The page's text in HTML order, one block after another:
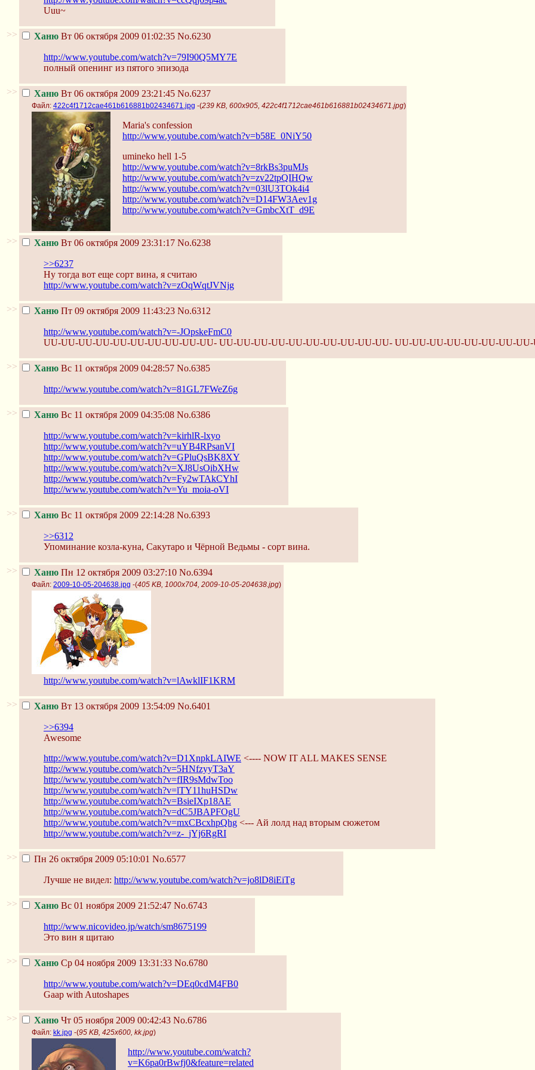
Uuu~
>> Ханю Вт 06 октября 2009 01:02:35 No.6230
http://www.youtube.com/watch?v=79I90Q5MY7E
полный опенинг из пятого эпизода
>> Ханю Вт 06 октября 2009 23:21:45 No.6237
Файл: 422c4f1712cae461b616881b02434671.jpg -(239 KB, 600x905, 422c4f1712cae461b616881b02434671.jpg)
Maria's confession
http://www.youtube.com/watch?v=b58E_0NiY50
umineko hell 1-5
http://www.youtube.com/watch?v=8rkBs3puMJs
http://www.youtube.com/watch?v=zv22tpQIHQw
http://www.youtube.com/watch?v=03lU3TOk4i4
http://www.youtube.com/watch?v=D14FW3Aev1g
http://www.youtube.com/watch?v=GmbcXtT_d9E
>> Ханю Вт 06 октября 2009 23:31:17 No.6238
>>6237
Ну тогда вот еще сорт вина, я считаю
http://www.youtube.com/watch?v=zOqWqtJVNjg
>> Ханю Пт 09 октября 2009 11:43:23 No.6312
http://www.youtube.com/watch?v=-JOpskeFmC0
UU-UU-UU-UU-UU-UU-UU-UU-UU-UU- UU-UU-UU-UU-UU-UU-UU-UU-UU-UU- UU-UU-UU-UU-UU-UU-UU-
>> Ханю Вс 11 октября 2009 04:28:57 No.6385
http://www.youtube.com/watch?v=81GL7FWeZ6g
>> Ханю Вс 11 октября 2009 04:35:08 No.6386
http://www.youtube.com/watch?v=kirhlR-lxyo
http://www.youtube.com/watch?v=uYB4RPsanVI
http://www.youtube.com/watch?v=GPluQsBK8XY
http://www.youtube.com/watch?v=XJ8UsOibXHw
http://www.youtube.com/watch?v=Fy2wTAkCYhI
http://www.youtube.com/watch?v=Yu_moia-oVI
>> Ханю Вс 11 октября 2009 22:14:28 No.6393
>>6312
Упоминание козла-куна, Сакутаро и Чёрной Ведьмы - сорт вина.
>> Ханю Пн 12 октября 2009 03:27:10 No.6394
Файл: 2009-10-05-204638.jpg -(405 KB, 1000x704, 2009-10-05-204638.jpg)
http://www.youtube.com/watch?v=lAwklIF1KRM
>> Ханю Вт 13 октября 2009 13:54:09 No.6401
>>6394
Awesome
http://www.youtube.com/watch?v=D1XnpkLAIWE <---- NOW IT ALL MAKES SENSE
http://www.youtube.com/watch?v=5HNfzyyT3aY
http://www.youtube.com/watch?v=fIR9sMdwToo
http://www.youtube.com/watch?v=lTY11huHSDw
http://www.youtube.com/watch?v=BsieIXp18AE
http://www.youtube.com/watch?v=dC5JBAPFOgU
http://www.youtube.com/watch?v=mxCBcxhpQhg <--- Ай лолд над вторым сюжетом
http://www.youtube.com/watch?v=z-_jYj6RgRI
>> Пн 26 октября 2009 05:10:01 No.6577
Лучше не видел: http://www.youtube.com/watch?v=jo8lD8iEiTg
>> Ханю Вс 01 ноября 2009 21:52:47 No.6743
http://www.nicovideo.jp/watch/sm8675199
Это вин я щитаю
>> Ханю Ср 04 ноября 2009 13:31:33 No.6780
http://www.youtube.com/watch?v=DEq0cdM4FB0
Gaap with Autoshapes
>> Ханю Чт 05 ноября 2009 00:42:43 No.6786
Файл: kk.jpg -(95 KB, 425x600, kk.jpg)
http://www.youtube.com/watch?
v=K6pa0rBwfj0&feature=related